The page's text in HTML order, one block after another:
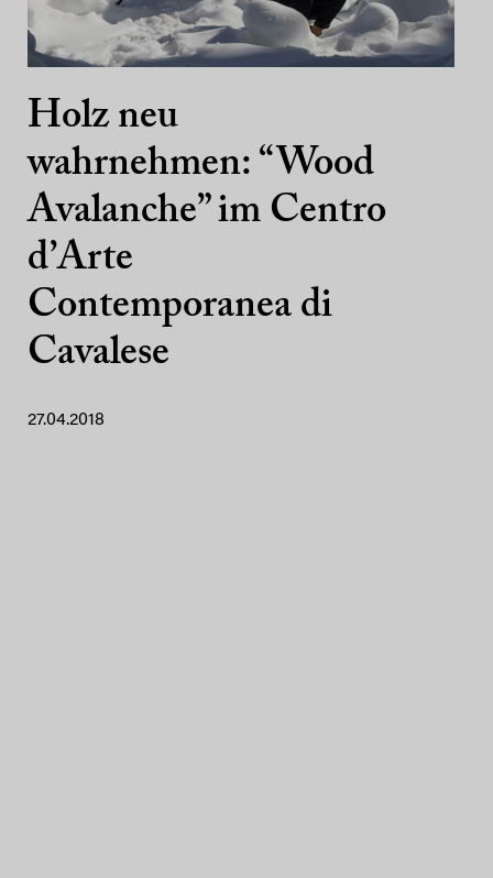
Holz neu
wahrnehmen: “Wood
Avalanche” im Centro
d’Arte
Contemporanea di
Cavalese
27.04.2018